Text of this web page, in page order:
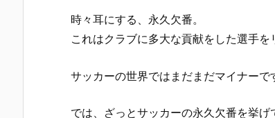
時々耳にする、永久欠番。
これはクラブに多大な貢献をした選手
サッカーの世界ではまだまだマイナー
では、ざっとサッカーの永久欠番を挙げ